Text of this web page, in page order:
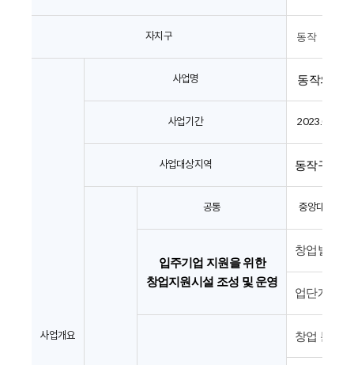
자치구 동작
사업개요
사업명 동작의 청
사업기간 2023.01 ~
사업대상지역 동작구 흑
공통
중앙대학교
입주기업 지원을 위한
창업지원시설 조성 및 운영
창업발전소
업단계별
창업 분위